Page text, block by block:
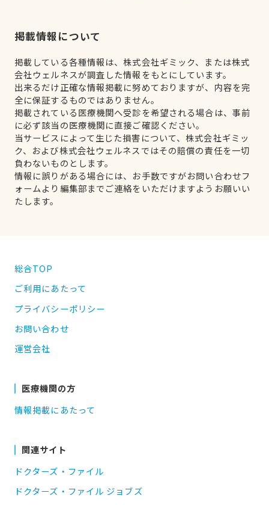
掲載情報について
掲載している各種情報は、株式会社ギミック、または株式
会社ウェルネスが調査した情報をもとにしています。
出来るだけ正確な情報掲載に努めておりますが、内容を完
全に保証するものではありません。
掲載されている医療機関へ受診を希望される場合は、事前
に必ず該当の医療機関に直接ご確認ください。
当サービスによって生じた損害について、株式会社ギミッ
ク、および株式会社ウェルネスではその賠償の責任を一切
負わないものとします。
情報に誤りがある場合には、お手数ですがお問い合わせフ
ォームより編集部までご連絡をいただけますようお願いい
たします。
総合TOP
ご利用にあたって
プライバシーポリシー
お問い合わせ
運営会社
医療機関の方
情報掲載にあたって
関連サイト
ドクターズ・ファイル
ドクターズ・ファイル ジョブズ